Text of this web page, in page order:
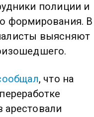
полиции и
формирования. В
выясняют
, что на
арестовали